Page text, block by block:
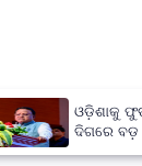
ଓଡ଼ିଶାକୁ
ଦିଗରେ ବଡ଼
ଅଧିକ